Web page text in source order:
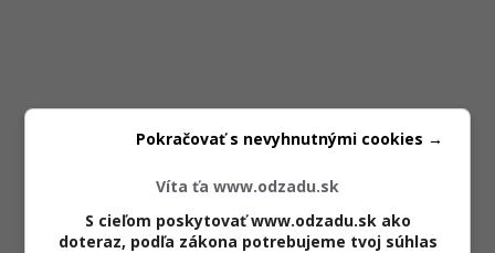
Víta ťa www.odzadu.sk
S cieľom poskytovať www.odzadu.sk ako
doteraz, podľa zákona potrebujeme tvoj súhlas
Pokračovať s nevyhnutnými cookies →